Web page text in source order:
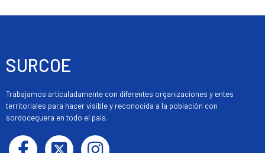
SURCOE
Trabajamos articuladamente con diferentes organizaciones y entes
territoriales para hacer visible y reconocida a la población con
sordoceguera en todo el país.